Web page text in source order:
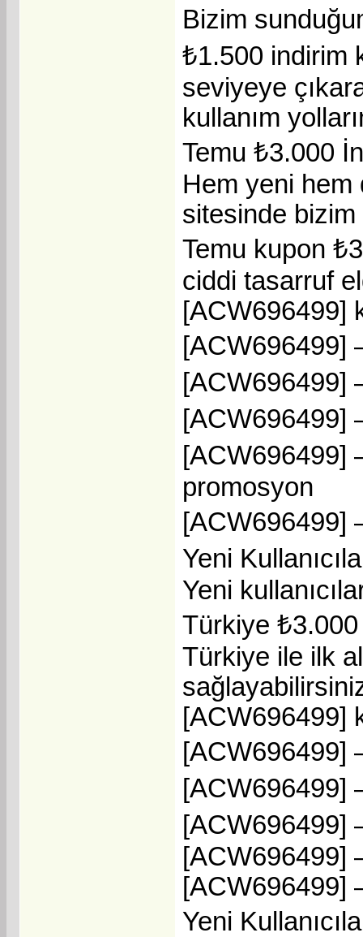
Bizim
₺1.500 indirim
seviyeye
kullanım
Temu ₺3.000
Hem yeni hem
sitesinde
Temu kupon
ciddi tasarruf
[ACW696499]
[ACW696499]
[ACW696499]
[ACW696499]
[ACW696499]
promosyon
[ACW696499]
Yeni
Yeni
Türkiye ₺3.000
Türkiye ile ilk
[ACW696499]
[ACW696499]
[ACW696499]
[ACW696499]
[ACW696499]
[ACW696499]
Yeni